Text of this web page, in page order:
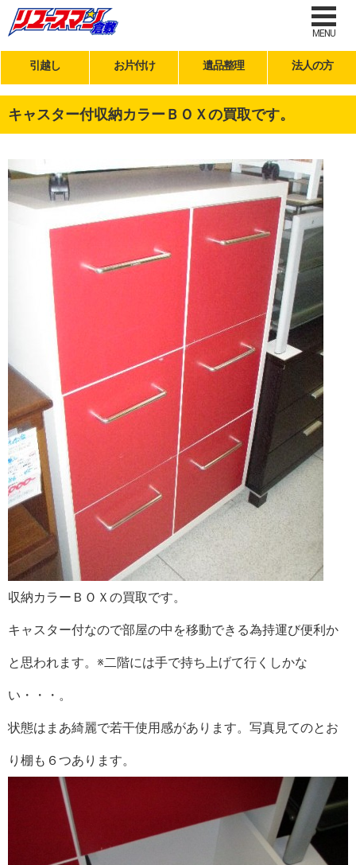
MENU
引越し お片付け 遺品整理 法人の方
キャスター付収納カラーＢＯＸの買取です。
収納カラーＢＯＸの買取です。
キャスター付なので部屋の中を移動できる為持運び便利か
と思われます。※二階には手で持ち上げて行くしかな
い・・・。
状態はまあ綺麗で若干使用感があります。写真見てのとお
り棚も６つあります。